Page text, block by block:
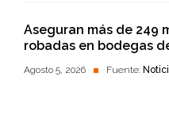
Aseguran más de 249
robadas en bodegas
Agosto 5, 2026 Fuente: